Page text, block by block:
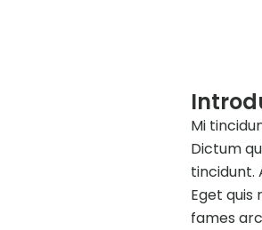
Mi
Dictum
tincidunt.
Eget
fames